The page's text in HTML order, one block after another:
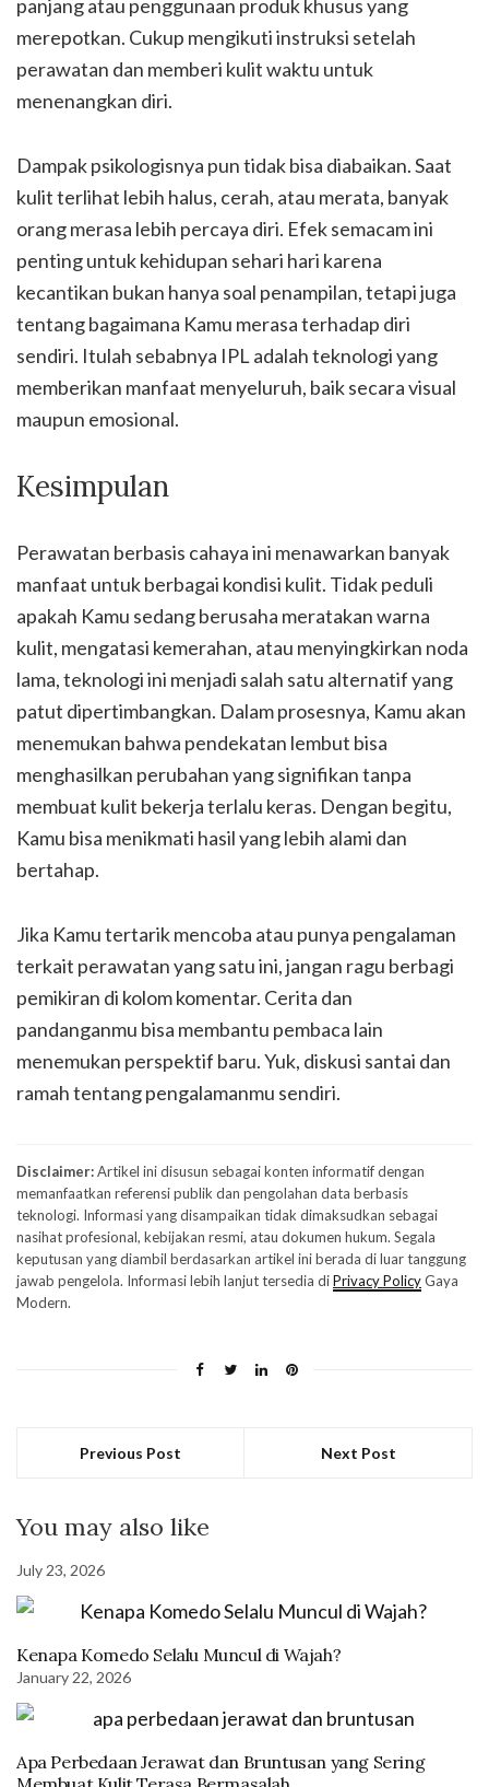
panjang atau penggunaan produk khusus yang
merepotkan. Cukup mengikuti instruksi setelah
perawatan dan memberi kulit waktu untuk
menenangkan diri.
Dampak psikologisnya pun tidak bisa diabaikan. Saat
kulit terlihat lebih halus, cerah, atau merata, banyak
orang merasa lebih percaya diri. Efek semacam ini
penting untuk kehidupan sehari hari karena
kecantikan bukan hanya soal penampilan, tetapi juga
tentang bagaimana Kamu merasa terhadap diri
sendiri. Itulah sebabnya IPL adalah teknologi yang
memberikan manfaat menyeluruh, baik secara visual
maupun emosional.
Kesimpulan
Perawatan berbasis cahaya ini menawarkan banyak
manfaat untuk berbagai kondisi kulit. Tidak peduli
apakah Kamu sedang berusaha meratakan warna
kulit, mengatasi kemerahan, atau menyingkirkan noda
lama, teknologi ini menjadi salah satu alternatif yang
patut dipertimbangkan. Dalam prosesnya, Kamu akan
menemukan bahwa pendekatan lembut bisa
menghasilkan perubahan yang signifikan tanpa
membuat kulit bekerja terlalu keras. Dengan begitu,
Kamu bisa menikmati hasil yang lebih alami dan
bertahap.
Jika Kamu tertarik mencoba atau punya pengalaman
terkait perawatan yang satu ini, jangan ragu berbagi
pemikiran di kolom komentar. Cerita dan
pandanganmu bisa membantu pembaca lain
menemukan perspektif baru. Yuk, diskusi santai dan
ramah tentang pengalamanmu sendiri.
Disclaimer:Artikel ini disusun sebagai konten informatif dengan
memanfaatkan referensi publik dan pengolahan data berbasis
teknologi. Informasi yang disampaikan tidak dimaksudkan sebagai
nasihat profesional, kebijakan resmi, atau dokumen hukum. Segala
keputusan yang diambil berdasarkan artikel ini berada di luar tanggung
jawab pengelola. Informasi lebih lanjut tersedia diPrivacy PolicyGaya
Modern.
Previous Post Next Post
You may also like
July 23, 2026
Kenapa Komedo Selalu Muncul di Wajah?
January 22, 2026
Apa Perbedaan Jerawat dan Bruntusan yang Sering